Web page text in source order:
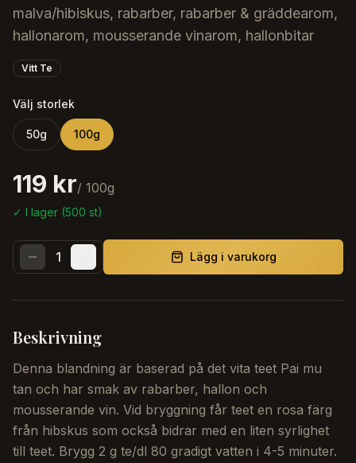
malva/hibiskus, rabarber, rabarber & gräddearom,
hallonarom, mousserande vinarom, hallonbitar
Vitt Te
Välj storlek
50g 100g
119 kr/ 100g
✓ I lager (500 st)
1 Lägg i varukorg
Beskrivning
Denna blandning är baserad på det vita teet Pai mu
tan och har smak av rabarber, hallon och
mousserande vin. Vid bryggning får teet en rosa färg
från hibskus som också bidrar med en liten syrlighet
till teet. Brygg 2 g te/dl 80 gradigt vatten i 4-5 minuter.